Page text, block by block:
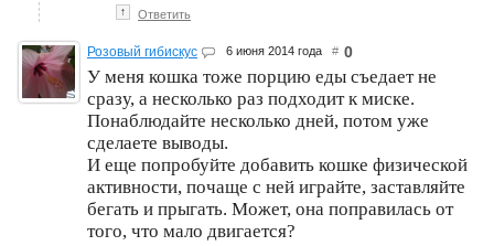
↑ Ответить
Розовый гибискус 6 июня 2014 года # 0
У меня кошка тоже порцию еды съедает не
сразу, а несколько раз подходит к миске.
Понаблюдайте несколько дней, потом уже
сделаете выводы.
И еще попробуйте добавить кошке физической
активности, почаще с ней играйте, заставляйте
бегать и прыгать. Может, она поправилась от
того, что мало двигается?